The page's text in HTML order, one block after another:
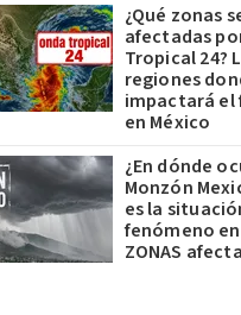
¿Qué zonas
afectadas
Tropical 24?
regiones
impactará el
en México
¿En dónde
Monzón
es la
fenómeno
ZONAS